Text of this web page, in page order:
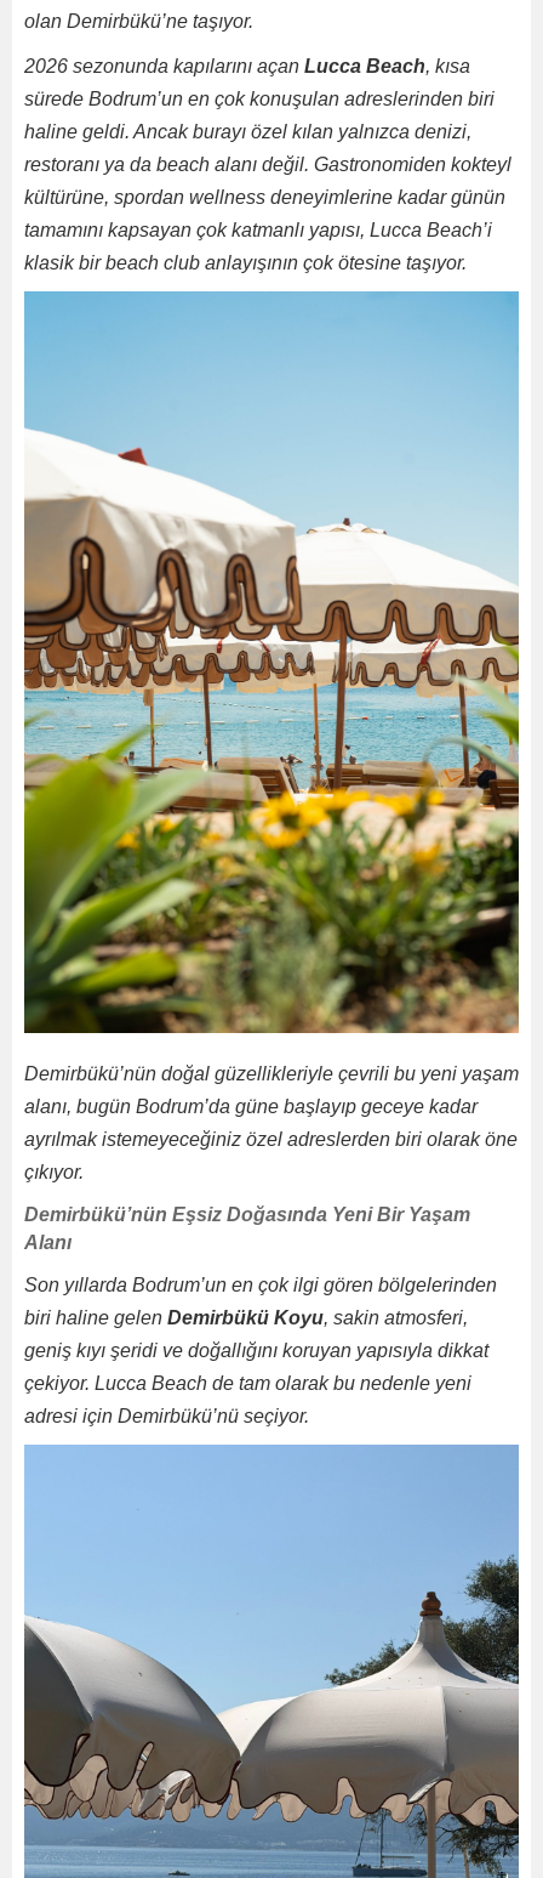
olan Demirbükü’ne taşıyor.
2026 sezonunda kapılarını açan Lucca Beach, kısa
sürede Bodrum’un en çok konuşulan adreslerinden biri
haline geldi. Ancak burayı özel kılan yalnızca denizi,
restoranı ya da beach alanı değil. Gastronomiden kokteyl
kültürüne, spordan wellness deneyimlerine kadar günün
tamamını kapsayan çok katmanlı yapısı, Lucca Beach’i
klasik bir beach club anlayışının çok ötesine taşıyor.
Demirbükü’nün doğal güzellikleriyle çevrili bu yeni yaşam
alanı, bugün Bodrum’da güne başlayıp geceye kadar
ayrılmak istemeyeceğiniz özel adreslerden biri olarak öne
çıkıyor.
Demirbükü’nün Eşsiz Doğasında Yeni Bir Yaşam
Alanı
Son yıllarda Bodrum’un en çok ilgi gören bölgelerinden
biri haline gelen Demirbükü Koyu, sakin atmosferi,
geniş kıyı şeridi ve doğallığını koruyan yapısıyla dikkat
çekiyor. Lucca Beach de tam olarak bu nedenle yeni
adresi için Demirbükü’nü seçiyor.